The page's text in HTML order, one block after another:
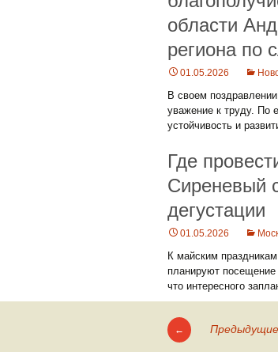
области
региона по
01.05.2026
В своем
уважение к труду. По
устойчивость и
Где
Сиреневый
дегустации
01.05.2026
К майским
планируют
что интересного
←